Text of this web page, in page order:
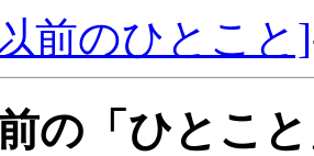
前のひとこと]
の「ひとこ